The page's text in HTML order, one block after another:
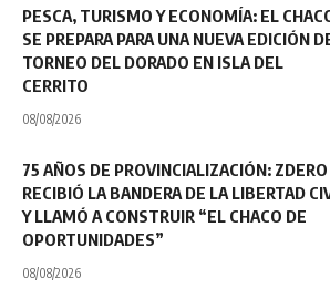
PESCA, TURISMO Y ECONOMÍA: EL
SE PREPARA PARA UNA NUEVA EDICIÓN
TORNEO DEL DORADO EN ISLA DEL
CERRITO
08/08/2026
75 AÑOS DE PROVINCIALIZACIÓN: ZDERO
RECIBIÓ LA BANDERA DE LA LIBERTAD
Y LLAMÓ A CONSTRUIR “EL CHACO DE
OPORTUNIDADES”
08/08/2026